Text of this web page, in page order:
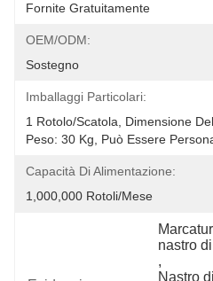
Fornite Gratuitamente
OEM/ODM:
Sostegno
Imballaggi Particolari:
1 Rotolo/scatola, Dimensione
Peso: 30 Kg, Può Essere
Capacità Di Alimentazione:
1,000,000 Rotoli/mese
nastro
,
Nastro